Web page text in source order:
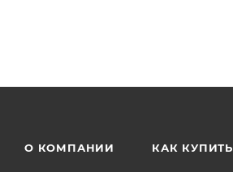
О КОМПАНИИ КАК КУПИТЬ